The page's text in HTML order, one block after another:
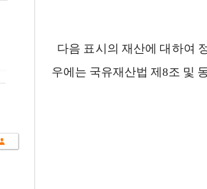
다음 표시의 재산에 대하여
우에는 국유재산법 제8조 및